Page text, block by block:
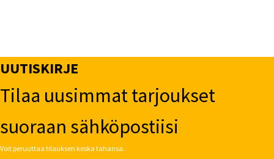
UUTISKIRJE
Tilaa uusimmat tarjoukset
suoraan sähköpostiisi
Voit peruuttaa tilauksen koska tahansa.